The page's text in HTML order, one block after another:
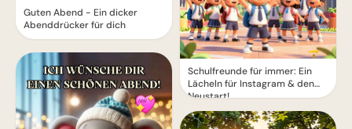
Guten Abend - Ein dicker
Abenddrücker für dich
Schulfreunde für immer: Ein
Lächeln für Instagram & den
Neustart!